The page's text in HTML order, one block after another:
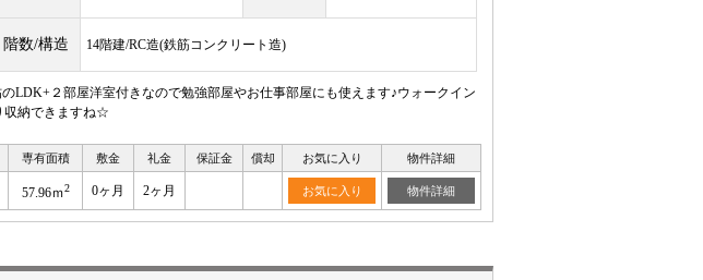
階数/構造 14階建/RC造(鉄筋コンクリート造)
LDK+２部屋洋室付きなので勉強部屋やお仕事部屋にも使えます♪ウォークイン
収納できますね☆
専有面積 敷金 礼金 保証金 償却 お気に入り 物件詳細
57.96ｍ2 0ヶ月 2ヶ月 お気に入り 物件詳細